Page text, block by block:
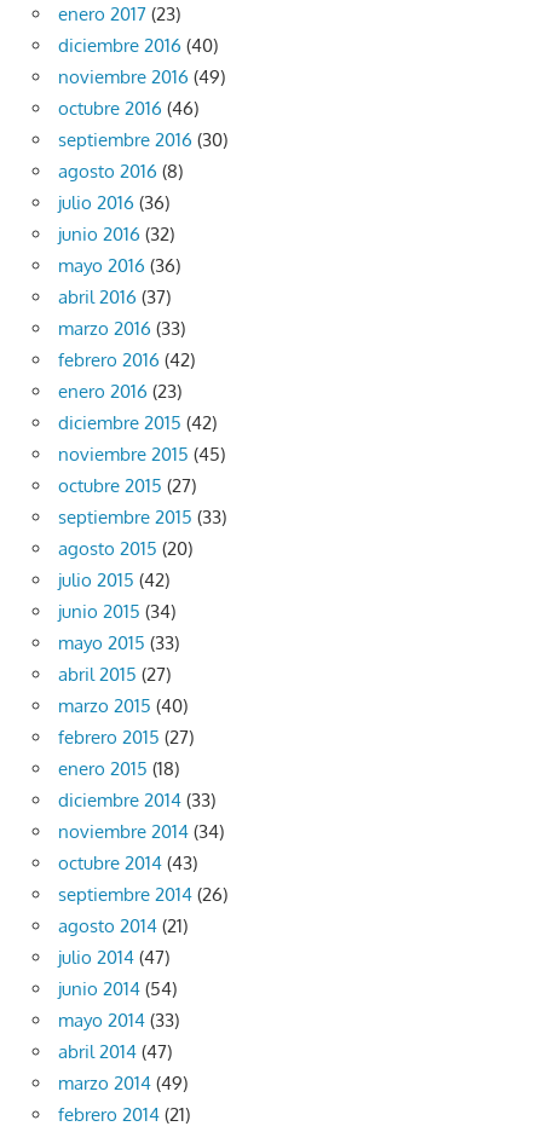
enero 2017 (23)
diciembre 2016 (40)
noviembre 2016 (49)
octubre 2016 (46)
septiembre 2016 (30)
agosto 2016 (8)
julio 2016 (36)
junio 2016 (32)
mayo 2016 (36)
abril 2016 (37)
marzo 2016 (33)
febrero 2016 (42)
enero 2016 (23)
diciembre 2015 (42)
noviembre 2015 (45)
octubre 2015 (27)
septiembre 2015 (33)
agosto 2015 (20)
julio 2015 (42)
junio 2015 (34)
mayo 2015 (33)
abril 2015 (27)
marzo 2015 (40)
febrero 2015 (27)
enero 2015 (18)
diciembre 2014 (33)
noviembre 2014 (34)
octubre 2014 (43)
septiembre 2014 (26)
agosto 2014 (21)
julio 2014 (47)
junio 2014 (54)
mayo 2014 (33)
abril 2014 (47)
marzo 2014 (49)
febrero 2014 (21)